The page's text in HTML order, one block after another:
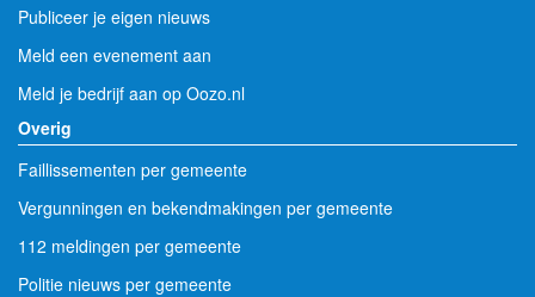
Publiceer je eigen nieuws
Meld een evenement aan
Meld je bedrijf aan op Oozo.nl
Overig
Faillissementen per gemeente
Vergunningen en bekendmakingen per gemeente
112 meldingen per gemeente
Politie nieuws per gemeente